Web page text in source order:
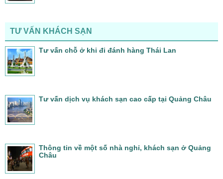
TƯ VẤN KHÁCH SẠN
Tư vấn chỗ ở khi đi đánh hàng Thái Lan
Tư vấn dịch vụ khách sạn cao cấp tại Quảng Châu
Thông tin về một số nhà nghỉ, khách sạn ở Quảng
Châu